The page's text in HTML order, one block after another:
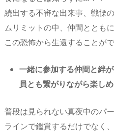
続出する不審な出来事、戦慄
ムリミットの中、仲間ととも
この恐怖から生還することが
一緒に参加する仲間と絆
員とも繋がりながら楽しめ
普段は見られない真夜中のパ
ラインで鑑賞するだけでなく